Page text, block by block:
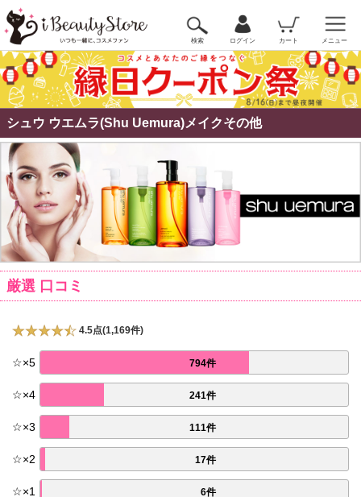
検索 ログイン カート メニュー
シュウ ウエムラ(Shu Uemura)メイクその他
厳選 口コミ
4.5点(1,169件)
☆×5 794件
☆×4 241件
☆×3 111件
☆×2 17件
☆×1 6件